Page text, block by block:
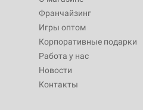
Франчайзинг
Игры оптом
Корпоративные подарки
Работа у нас
Новости
Контакты
Настольная игра Hobby
3 490